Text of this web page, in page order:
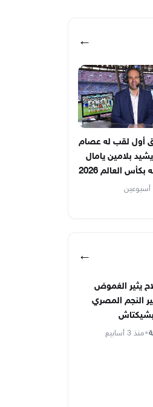
←
أول لقب له عصام
بلامين يامال
العالم 2026
أسبوعين
←
يثير الغموض
النجم المصري
بشيكتاش
•منذ 3 أسابيع